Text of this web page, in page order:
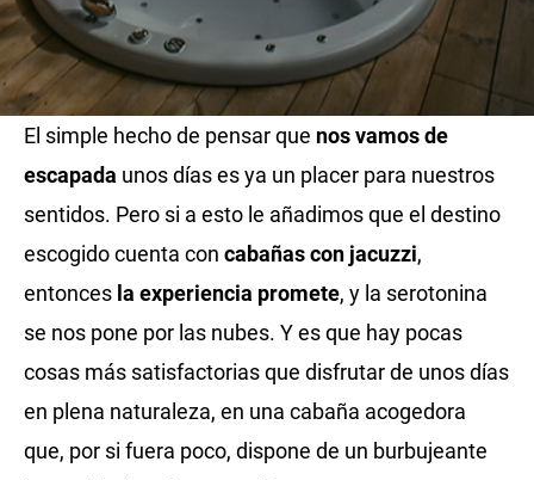
El simple hecho de pensar que nos vamos de
escapada unos días es ya un placer para nuestros
sentidos. Pero si a esto le añadimos que el destino
escogido cuenta con cabañas con jacuzzi,
entonces la experiencia promete, y la serotonina
se nos pone por las nubes. Y es que hay pocas
cosas más satisfactorias que disfrutar de unos días
en plena naturaleza, en una cabaña acogedora
que, por si fuera poco, dispone de un burbujeante